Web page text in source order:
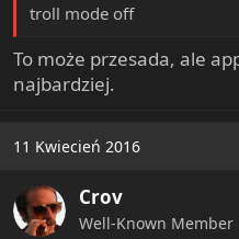
troll mode off
To może przesada, ale
najbardziej.
11 Kwiecień 2016
Crov
Well-Known Member